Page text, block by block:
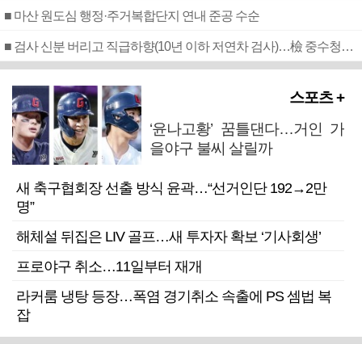
■ 마산 원도심 행정·주거복합단지 연내 준공 수순
■ 검사 신분 버리고 직급하향(10년 이하 저연차 검사)…檢 중수청행 기피
스포츠 +
‘윤나고황’ 꿈틀댄다…거인 가
을야구 불씨 살릴까
새 축구협회장 선출 방식 윤곽…“선거인단 192→2만
명”
해체설 뒤집은 LIV 골프…새 투자자 확보 ‘기사회생’
프로야구 취소…11일부터 재개
라커룸 냉탕 등장…폭염 경기취소 속출에 PS 셈법 복
잡